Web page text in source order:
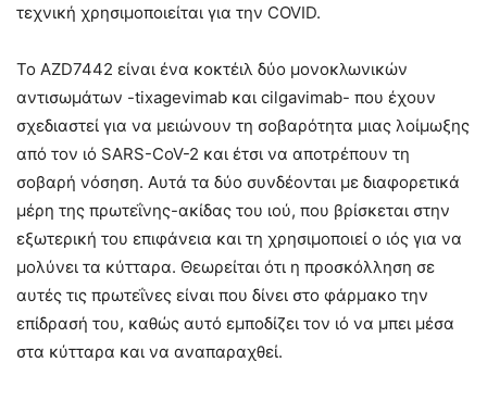
τεχνική χρησιμοποιείται για την COVID.
Το AZD7442 είναι ένα κοκτέιλ δύο μονοκλωνικών
αντισωμάτων -tixagevimab και cilgavimab- που έχουν
σχεδιαστεί για να μειώνουν τη σοβαρότητα μιας λοίμωξης
από τον ιό SARS-CoV-2 και έτσι να αποτρέπουν τη
σοβαρή νόσηση. Αυτά τα δύο συνδέονται με διαφορετικά
μέρη της πρωτεΐνης-ακίδας του ιού, που βρίσκεται στην
εξωτερική του επιφάνεια και τη χρησιμοποιεί ο ιός για να
μολύνει τα κύτταρα. Θεωρείται ότι η προσκόλληση σε
αυτές τις πρωτεΐνες είναι που δίνει στο φάρμακο την
επίδρασή του, καθώς αυτό εμποδίζει τον ιό να μπει μέσα
στα κύτταρα και να αναπαραχθεί.